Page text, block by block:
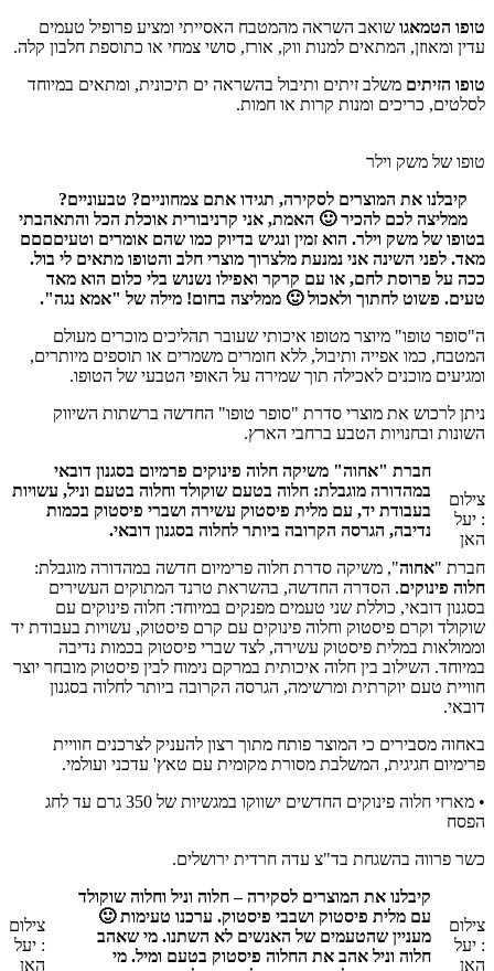
טופו הטמאגו שואב השראה מהמטבח האסייתי ומציע פרופיל טעמים
עדין ומאוזן, המתאים למנות ווק, אורז, סושי צמחי או כתוספת חלבון קלה.
טופו הזיתים משלב זיתים ותיבול בהשראה ים תיכונית, ומתאים במיוחד
לסלטים, כריכים ומנות קרות או חמות.
טופו של משק וילר
קיבלנו את המוצרים לסקירה, תגידו אתם צמחוניים? טבעוניים?
ממליצה לכם להכיר 🙂 האמת, אני קרניבורית אוכלת הכל והתאהבתי
בטופו של משק וילר. הוא זמין ונגיש בדיוק כמו שהם אומרים וטעיםםםם
מאד. לפני השינה אני נמנעת מלצרוך מוצרי חלב והטופו מתאים לי בול.
ככה על פרוסת לחם, או עם קרקר ואפילו נשנוש בלי כלום הוא מאד
טעים. פשוט לחתוך ולאכול 🙂 ממליצה בחום! מילה של "אמא נגה".
ה"סופר טופו" מיוצר מטופו איכותי שעובר תהליכים מוכרים מעולם
המטבח, כמו אפייה ותיבול, ללא חומרים משמרים או תוספים מיותרים,
ומגיעים מוכנים לאכילה תוך שמירה על האופי הטבעי של הטופו.
ניתן לרכוש את מוצרי סדרת "סופר טופו" החדשה ברשתות השיווק
השונות ובחנויות הטבע ברחבי הארץ.
צילום
: יעל
האן
חברת "אחוה" משיקה חלוה פינוקים פרמיום בסגנון דובאי
במהדורה מוגבלת: חלוה בטעם שוקולד וחלוה בטעם וניל, עשויות
בעבודת יד, עם מלית פיסטוק עשירה ושברי פיסטוק בכמות
נדיבה, הגרסה הקרובה ביותר לחלוה בסגנון דובאי.
חברת "אחוה", משיקה סדרת חלוה פרימיום חדשה במהדורה מוגבלת:
חלוה פינוקים. הסדרה החדשה, בהשראת טרנד המתוקים העשירים
בסגנון דובאי, כוללת שני טעמים מפנקים במיוחד: חלוה פינוקים עם
שוקולד וקרם פיסטוק וחלוה פינוקים עם קרם פיסטוק, עשויות בעבודת יד
וממולאות במלית פיסטוק עשירה, לצד שברי פיסטוק בכמות נדיבה
במיוחד. השילוב בין חלוה איכותית במרקם נימוח לבין פיסטוק מובחר יוצר
חוויית טעם יוקרתית ומרשימה, הגרסה הקרובה ביותר לחלוה בסגנון
דובאי.
באחוה מסבירים כי המוצר פותח מתוך רצון להעניק לצרכנים חוויית
פרימיום חגיגית, המשלבת מסורת מקומית עם טאץ' עדכני ועולמי.
• מארזי חלוה פינוקים החדשים ישווקו במגשיות של 350 גרם עד לחג
הפסח
כשר פרווה בהשגחת בד"צ עדה חרדית ירושלים.
צילום
: יעל
האן
צילום
: יעל
האן
קיבלנו את המוצרים לסקירה – חלוה וניל וחלוה שוקולד
עם מלית פיסטוק ושבבי פיסטוק. ערכנו טעימות 🙂
מעניין שהטעמים של האנשים לא השתנו. מי שאהב
חלוה וניל אהב את החלוה פיסטוק בטעם ומיל. מי